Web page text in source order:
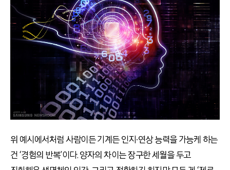
위 예시에서처럼 사람이든 기계든 인지∙연상 능력을 가능케 하는
건 ‘경험의 반복’이다. 양자의 차이는 장구한 세월을 두고